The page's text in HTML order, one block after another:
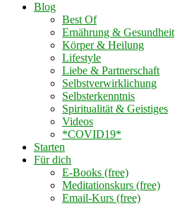
Blog
Best Of
Ernährung & Gesundheit
Körper & Heilung
Lifestyle
Liebe & Partnerschaft
Selbstverwirklichung
Selbsterkenntnis
Spiritualität & Geistiges
Videos
*COVID19*
Starten
Für dich
E-Books (free)
Meditationskurs (free)
Email-Kurs (free)